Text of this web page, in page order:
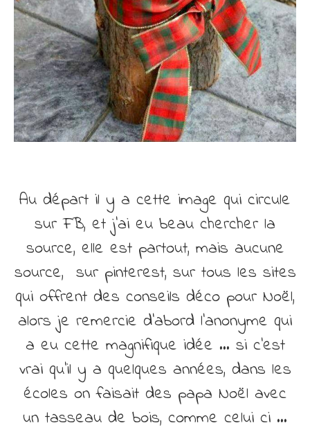
Au départ il y a cette image qui circule
sur FB, et j’ai eu beau chercher la
source, elle est partout, mais aucune
source, sur pinterest, sur tous les sites
qui offrent des conseils déco pour Noël,
alors je remercie d’abord l’anonyme qui
a eu cette magnifique idée … si c’est
vrai qu’il y a quelques années, dans les
écoles on faisait des papa Noël avec
un tasseau de bois, comme celui ci …